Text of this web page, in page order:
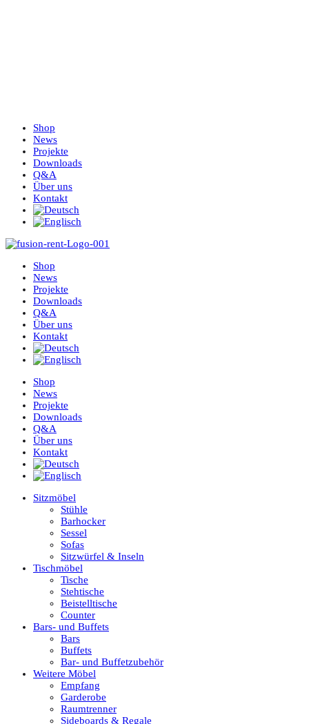
Shop
News
Projekte
Downloads
Q&A
Über uns
Kontakt
Shop
News
Projekte
Downloads
Q&A
Über uns
Kontakt
Shop
News
Projekte
Downloads
Q&A
Über uns
Kontakt
Sitzmöbel
Stühle
Barhocker
Sessel
Sofas
Sitzwürfel & Inseln
Tischmöbel
Tische
Stehtische
Beistelltische
Counter
Bars- und Buffets
Bars
Buffets
Bar- und Buffetzubehör
Weitere Möbel
Empfang
Garderobe
Raumtrenner
Sideboards & Regale